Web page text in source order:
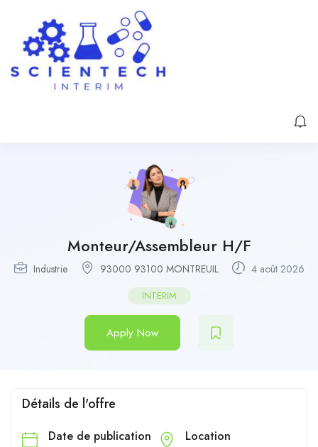
Monteur/Assembleur H/F
Industrie 93000 93100 MONTREUIL 4 août 2026
INTERIM
Apply Now
Détails de l'offre
Date de publication Location